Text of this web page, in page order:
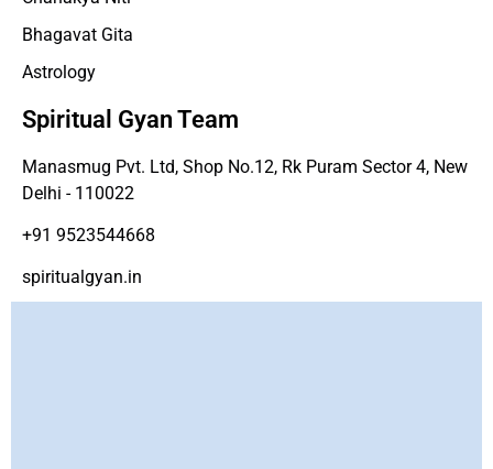
Bhagavat Gita
Astrology
Spiritual Gyan Team
Manasmug Pvt. Ltd, Shop No.12, Rk Puram Sector 4, New
Delhi - 110022
+91 9523544668
spiritualgyan.in